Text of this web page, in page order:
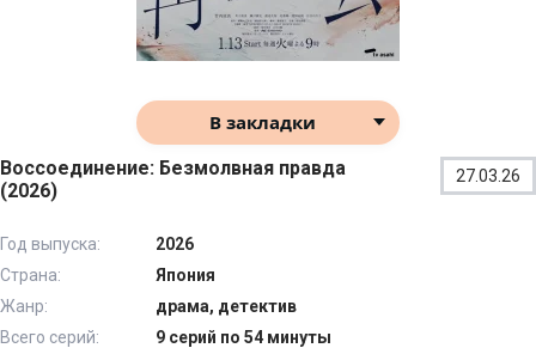
В закладки
Воссоединение: Безмолвная правда
(2026)
27.03.26
Год выпуска:
2026
Страна:
Япония
Жанр:
драма, детектив
Всего серий:
9 серий по 54 минуты